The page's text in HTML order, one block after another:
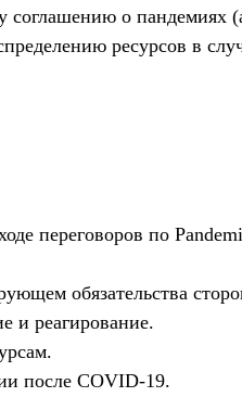
о пандемиях
ресурсов в
переговоров по
обязательства
и реагирование.
после COVID-19.